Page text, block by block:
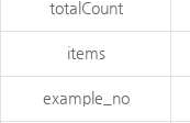
totalCount
items
example_no